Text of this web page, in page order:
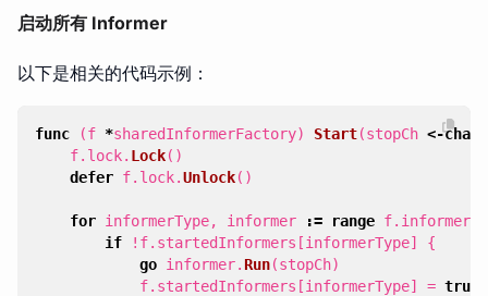
启动所有 Informer
以下是相关的代码示例：
func (f *sharedInformerFactory) Start(stopCh <-chan
f. lock. Lock()
defer f. lock.Unlock()
for informerType, informer := range f. informers
if
! f. startedInformers [informerType]
{
go informer. Run(stopCh)
f. startedInformers [informerType] = true